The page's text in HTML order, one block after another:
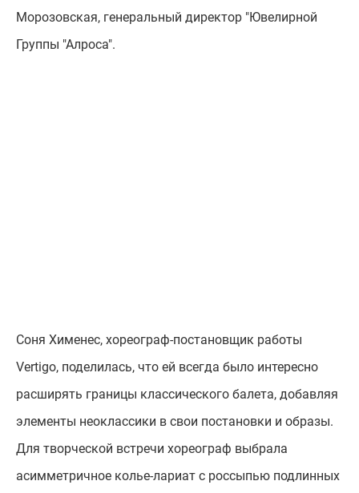
Морозовская, генеральный директор "Ювелирной
Группы "Алроса".
Соня Хименес, хореограф-постановщик работы
Vertigo, поделилась, что ей всегда было интересно
расширять границы классического балета, добавляя
элементы неоклассики в свои постановки и образы.
Для творческой встречи хореограф выбрала
асимметричное колье-лариат с россыпью подлинных